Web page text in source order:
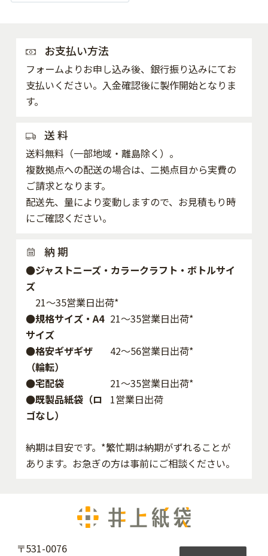
お支払い方法
フォームよりお申し込み後、銀行振り込みにてお
支払いください。入金確認後に製作開始となりま
す。
送 料
送料無料（一部地域・離島除く）。
複数拠点への配送の場合は、二拠点目から実費の
ご請求となります。
配送先、量により変動しますので、お見積もり時
にご確認ください。
納 期
●ジャストニーズ・カラークラフト・ボトルサイ
ズ
21～35営業日出荷*
●規格サイズ・A4
サイズ
21～35営業日出荷*
●格安ギザギザ
（輪転）
42〜56営業日出荷*
●宅配袋
21～35営業日出荷*
●既製品紙袋（ロ
ゴなし）
1営業日出荷
納期は目安です。*繁忙期は納期がずれることが
あります。お急ぎの方は事前にご相談ください。
〒531-0076